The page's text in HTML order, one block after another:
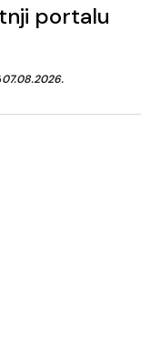
portalu
07.08.2026.